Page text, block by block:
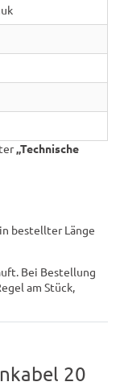
„Technische
bestellter Länge
Bei Bestellung
am Stück,
20